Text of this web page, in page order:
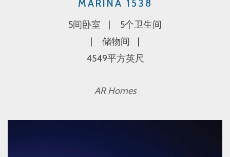
MARINA 1538
5间卧室
5个卫生间
储物间
4549平方英尺
AR Homes